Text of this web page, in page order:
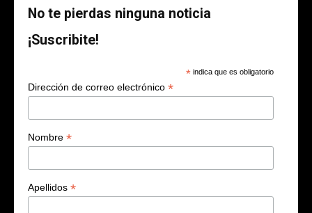
No te pierdas ninguna noticia
¡Suscribite!
* indica que es obligatorio
Dirección de correo electrónico *
Nombre *
Apellidos *